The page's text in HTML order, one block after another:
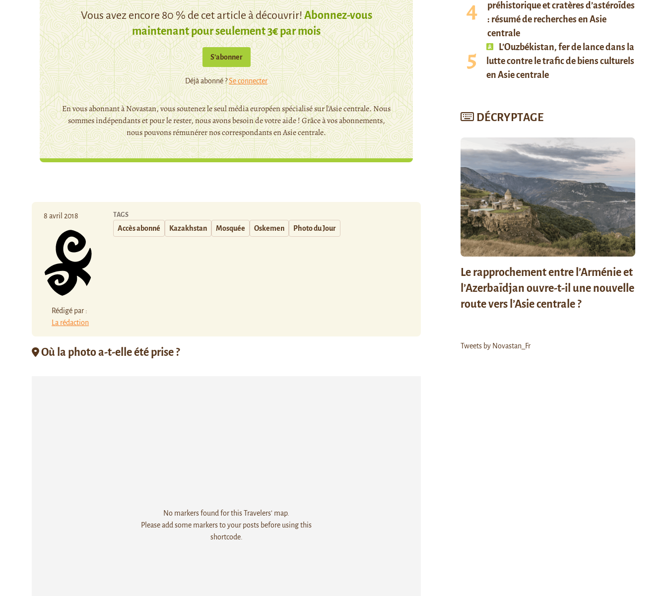
Vous avez encore 80 % de cet article à découvrir!Abonnez-vous
maintenant pour seulement 3€ par mois
S’abonner
Déjà abonné ?Se connecter
En vous abonnant à Novastan, vous soutenez le seul média européen spécialisé sur l'Asie centrale. Nous
sommes indépendants et pour le rester, nous avons besoin de votre aide ! Grâce à vos abonnements,
nous pouvons rémunérer nos correspondants en Asie centrale.
8 avril 2018
Rédigé par :
La rédaction
TAGS
Accès abonné Kazakhstan Mosquée Oskemen Photo du Jour
Où la photo a-t-elle été prise ?
No markers found for this Travelers' map.
Please add some markers to your posts before using this
shortcode.
préhistorique et cratères d’astéroïdes
: résumé de recherches en Asie
centrale
L’Ouzbékistan, fer de lance dans la
lutte contre le trafic de biens culturels
en Asie centrale
DÉCRYPTAGE
Le rapprochement entre l’Arménie et
l’Azerbaïdjan ouvre-t-il une nouvelle
route vers l’Asie centrale ?
Tweets by Novastan_Fr